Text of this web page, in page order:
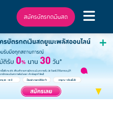
สมัครบัตรกดเงินสด